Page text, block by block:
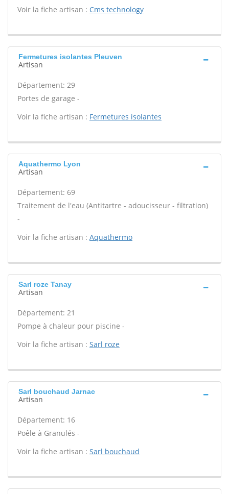
Voir la fiche artisan : Cms technology
Fermetures isolantes Pleuven
Artisan
Département: 29
Portes de garage -
Voir la fiche artisan : Fermetures isolantes
Aquathermo Lyon
Artisan
Département: 69
Traitement de l'eau (Antitartre - adoucisseur - filtration)
-
Voir la fiche artisan : Aquathermo
Sarl roze Tanay
Artisan
Département: 21
Pompe à chaleur pour piscine -
Voir la fiche artisan : Sarl roze
Sarl bouchaud Jarnac
Artisan
Département: 16
Poêle à Granulés -
Voir la fiche artisan : Sarl bouchaud